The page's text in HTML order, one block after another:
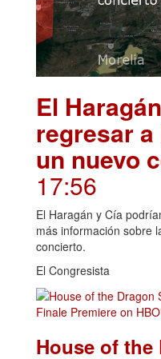
El
regresar
un nuevo
17:56
El Haragán y Cía
más información sobre
concierto.
El Congresista
House of the